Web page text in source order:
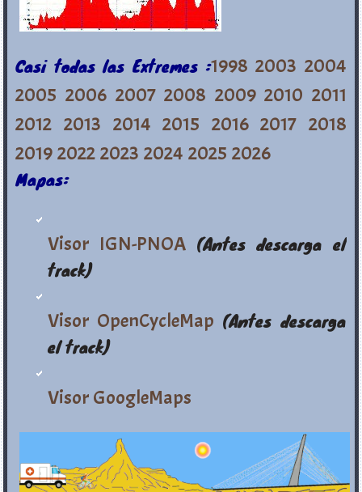
Casi todas las Extremes :1998 2003 2004
2005 2006 2007 2008 2009 2010 2011
2012 2013 2014 2015 2016 2017 2018
2019 2022 2023 2024 2025 2026
Mapas:
Visor IGN-PNOA(Antes descarga el
track)
Visor OpenCycleMap (Antes descarga
el track)
Visor GoogleMaps